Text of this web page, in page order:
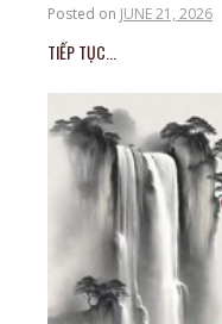
Posted on JUNE 21, 2026
TIẾP TỤC...